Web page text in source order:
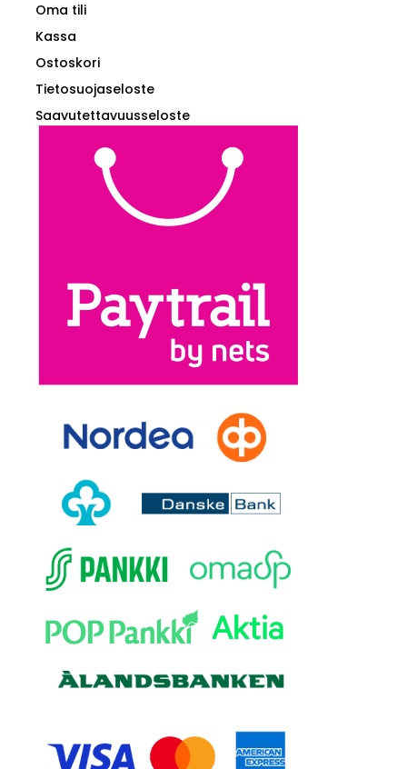
Oma tili
Kassa
Ostoskori
Tietosuojaseloste
Saavutettavuusseloste